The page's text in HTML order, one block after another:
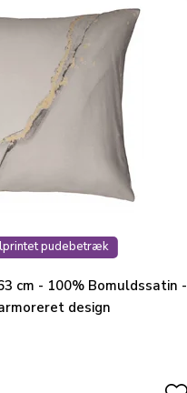
pudebetræk
cm - 100% Bomuldssatin -
design